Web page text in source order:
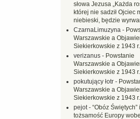
słowa Jezusa „Każda
której nie sadził Ojciec
niebieski, będzie
CzarnaLimuzyna -
Warszawskie a
Siekierkowskie z 1943 r.
verizanus - Powstanie
Warszawskie a
Siekierkowskie z 1943 r.
pokutujący łotr -
Warszawskie a
Siekierkowskie z 1943 r.
pejot- “Obóz Świętych” i
tożsamość Europy